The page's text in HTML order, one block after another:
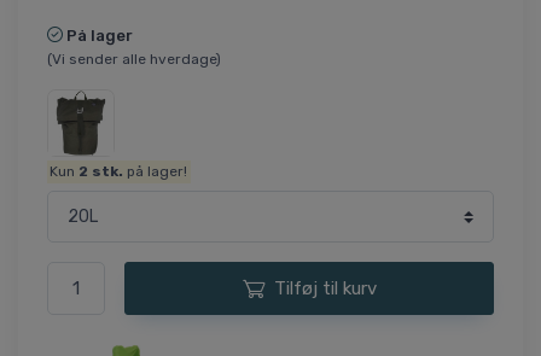
På lager
(Vi sender alle hverdage)
Kun 2 stk. på lager!
Tilføj til kurv